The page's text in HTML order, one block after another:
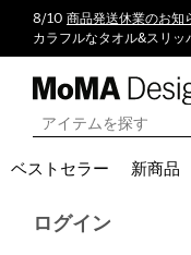
8/10 商品発送休業のお知
カラフルなタオル&スリッ
ベストセラー 新商品
ログイン